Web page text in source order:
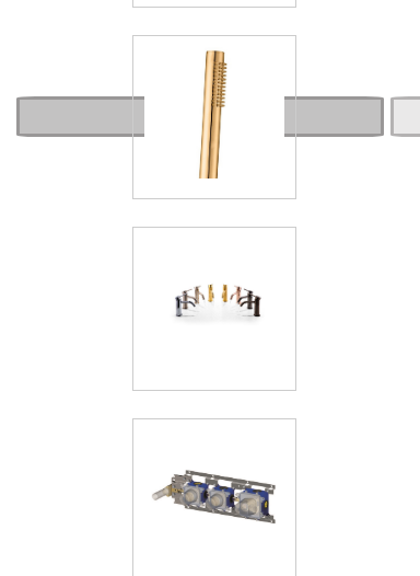
О товаре